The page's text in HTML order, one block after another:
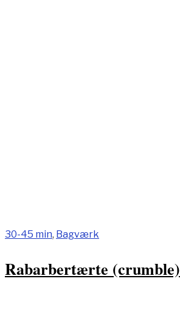
30-45 min, Bagværk
Rabarbertærte (crumble)